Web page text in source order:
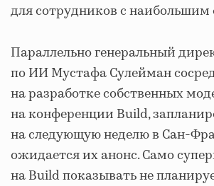
для сотрудников с
Параллельно генеральный
по ИИ Мустафа Сулейман
на разработке собственных
на конференции Build,
на следующую неделю в Сан-
ожидается их анонс. Само
на Build показывать не